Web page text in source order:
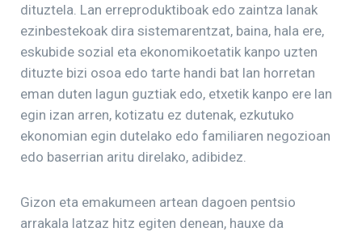
dituztela. Lan erreproduktiboak edo zaintza lanak
ezinbestekoak dira sistemarentzat, baina, hala ere,
eskubide sozial eta ekonomikoetatik kanpo uzten
dituzte bizi osoa edo tarte handi bat lan horretan
eman duten lagun guztiak edo, etxetik kanpo ere lan
egin izan arren, kotizatu ez dutenak, ezkutuko
ekonomian egin dutelako edo familiaren negozioan
edo baserrian aritu direlako, adibidez.
Gizon eta emakumeen artean dagoen pentsio
arrakala latzaz hitz egiten denean, hauxe da